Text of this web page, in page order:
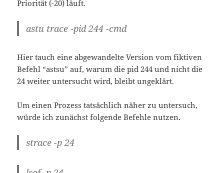
Priorität (-20) läuft.
astu trace -pid 244 -cmd
Hier tauch eine abgewandelte Version vom fiktiven
Befehl “astsu” auf, warum die pid 244 und nicht die
24 weiter untersucht wird, bleibt ungeklärt.
Um einen Prozess tatsächlich näher zu untersuch,
würde ich zunächst folgende Befehle nutzen.
strace -p 24